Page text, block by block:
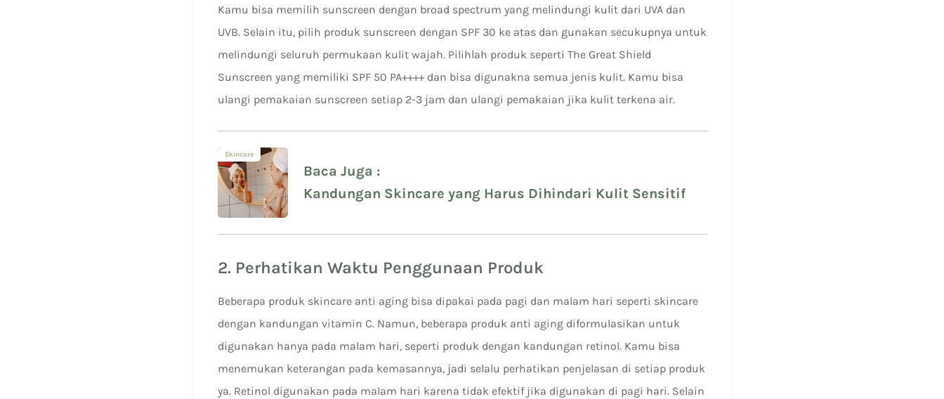
Kamu bisa memilih sunscreen dengan broad spectrum yang melindungi kulit dari UVA dan
UVB. Selain itu, pilih produk sunscreen dengan SPF 30 ke atas dan gunakan secukupnya untuk
melindungi seluruh permukaan kulit wajah. Pilihlah produk seperti The Great Shield
Sunscreen yang memiliki SPF 50 PA++++ dan bisa digunakna semua jenis kulit. Kamu bisa
ulangi pemakaian sunscreen setiap 2-3 jam dan ulangi pemakaian jika kulit terkena air.
Skincare
Baca Juga :
Kandungan Skincare yang Harus Dihindari Kulit Sensitif
2. Perhatikan Waktu Penggunaan Produk
Beberapa produk skincare anti aging bisa dipakai pada pagi dan malam hari seperti skincare
dengan kandungan vitamin C. Namun, beberapa produk anti aging diformulasikan untuk
digunakan hanya pada malam hari, seperti produk dengan kandungan retinol. Kamu bisa
menemukan keterangan pada kemasannya, jadi selalu perhatikan penjelasan di setiap produk
ya. Retinol digunakan pada malam hari karena tidak efektif jika digunakan di pagi hari. Selain